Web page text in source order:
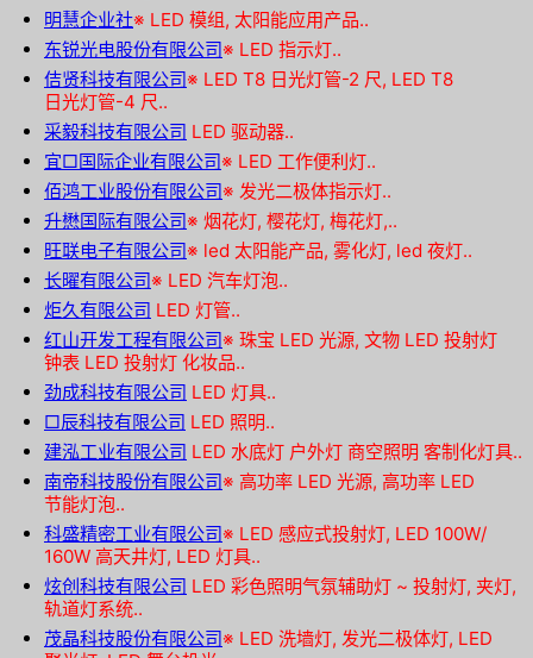
明慧企业社※ LED 模组, 太阳能应用产品..
东锐光电股份有限公司※ LED 指示灯..
佶贤科技有限公司※ LED T8 日光灯管-2 尺, LED T8
日光灯管-4 尺..
采毅科技有限公司 LED 驱动器..
宜□国际企业有限公司※ LED 工作便利灯..
佰鸿工业股份有限公司※ 发光二极体指示灯..
升懋国际有限公司※ 烟花灯, 樱花灯, 梅花灯,..
旺联电子有限公司※ led 太阳能产品, 雾化灯, led 夜灯..
长曜有限公司※ LED 汽车灯泡..
炬久有限公司 LED 灯管..
红山开发工程有限公司※ 珠宝 LED 光源, 文物 LED 投射灯
钟表 LED 投射灯 化妆品..
劲成科技有限公司 LED 灯具..
□辰科技有限公司 LED 照明..
建泓工业有限公司 LED 水底灯 户外灯 商空照明 客制化灯具..
南帝科技股份有限公司※ 高功率 LED 光源, 高功率 LED
节能灯泡..
科盛精密工业有限公司※ LED 感应式投射灯, LED 100W/
160W 高天井灯, LED 灯具..
炫创科技有限公司 LED 彩色照明气氛辅助灯 ~ 投射灯, 夹灯,
轨道灯系统..
茂晶科技股份有限公司※ LED 洗墙灯, 发光二极体灯, LED